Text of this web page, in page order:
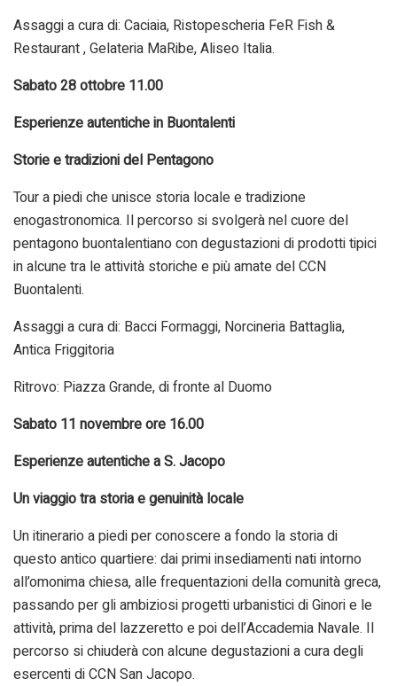
Assaggi a cura di: Caciaia, Ristopescheria FeR Fish &
Restaurant , Gelateria MaRibe, Aliseo Italia.
Sabato 28 ottobre 11.00
Esperienze autentiche in Buontalenti
Storie e tradizioni del Pentagono
Tour a piedi che unisce storia locale e tradizione
enogastronomica. Il percorso si svolgerà nel cuore del
pentagono buontalentiano con degustazioni di prodotti tipici
in alcune tra le attività storiche e più amate del CCN
Buontalenti.
Assaggi a cura di: Bacci Formaggi, Norcineria Battaglia,
Antica Friggitoria
Ritrovo: Piazza Grande, di fronte al Duomo
Sabato 11 novembre ore 16.00
Esperienze autentiche a S. Jacopo
Un viaggio tra storia e genuinità locale
Un itinerario a piedi per conoscere a fondo la storia di
questo antico quartiere: dai primi insediamenti nati intorno
all’omonima chiesa, alle frequentazioni della comunità greca,
passando per gli ambiziosi progetti urbanistici di Ginori e le
attività, prima del lazzeretto e poi dell’Accademia Navale. Il
percorso si chiuderà con alcune degustazioni a cura degli
esercenti di CCN San Jacopo.